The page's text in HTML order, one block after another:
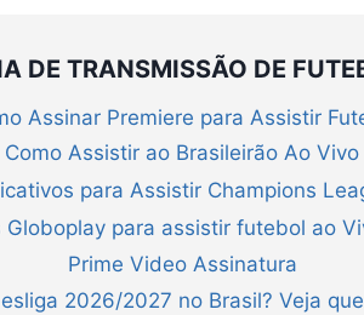
DE TRANSMISSÃO DE
Assinar Premiere para Assistir
Como Assistir ao Brasileirão Ao Vivo
para Assistir Champions
Globoplay para assistir futebol ao
Prime Video Assinatura
2026/2027 no Brasil? Veja